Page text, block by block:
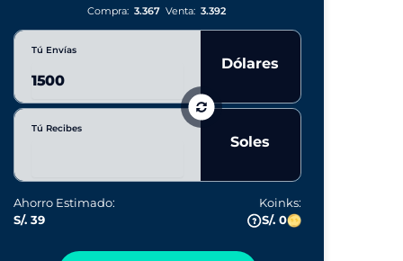
Compra: 3.367 Venta: 3.392
Tú Envías
Dólares
Tú Recibes
Soles
Ahorro Estimado:
S/. 39
Koinks:
S/. 0